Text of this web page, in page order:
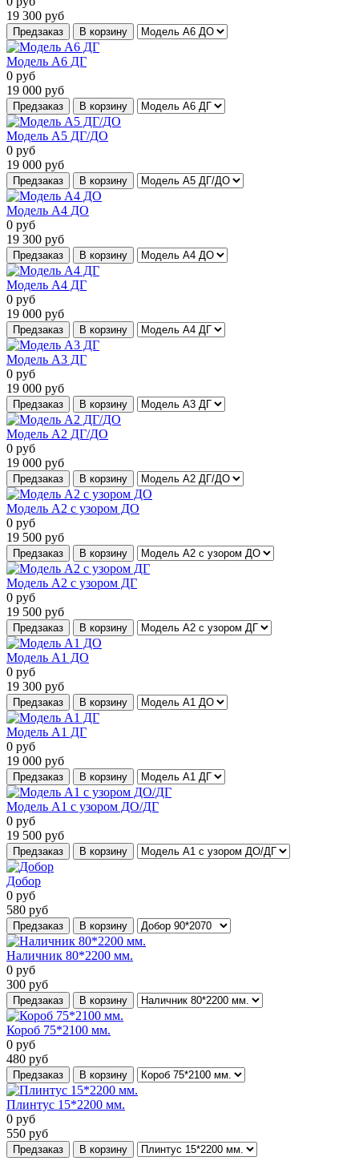
19 300 руб
Предзаказ В корзину
Модель А6 ДГ
0 руб
19 000 руб
Предзаказ В корзину
Модель А5 ДГ/ДО
0 руб
19 000 руб
Предзаказ В корзину
Модель А4 ДО
0 руб
19 300 руб
Предзаказ В корзину
Модель А4 ДГ
0 руб
19 000 руб
Предзаказ В корзину
Модель А3 ДГ
0 руб
19 000 руб
Предзаказ В корзину
Модель А2 ДГ/ДО
0 руб
19 000 руб
Предзаказ В корзину
Модель А2 с узором ДО
0 руб
19 500 руб
Предзаказ В корзину
Модель А2 с узором ДГ
0 руб
19 500 руб
Предзаказ В корзину
Модель А1 ДО
0 руб
19 300 руб
Предзаказ В корзину
Модель А1 ДГ
0 руб
19 000 руб
Предзаказ В корзину
Модель А1 с узором ДО/ДГ
0 руб
19 500 руб
Предзаказ В корзину
Добор
0 руб
580 руб
Предзаказ В корзину
Наличник 80*2200 мм.
0 руб
300 руб
Предзаказ В корзину
Короб 75*2100 мм.
0 руб
480 руб
Предзаказ В корзину
Плинтус 15*2200 мм.
0 руб
550 руб
Предзаказ В корзину